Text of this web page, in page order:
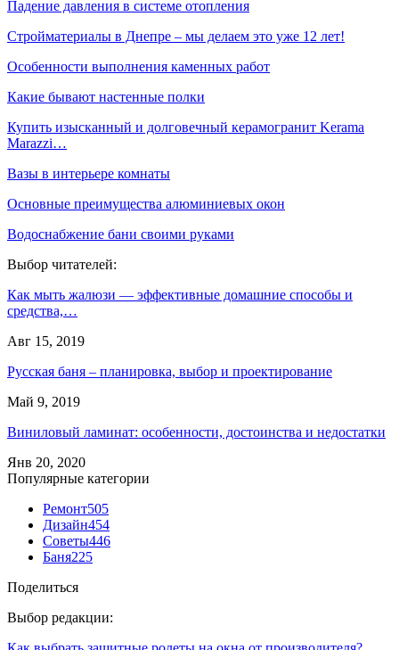
Падение давления в системе отопления
Стройматериалы в Днепре – мы делаем это уже 12 лет!
Особенности выполнения каменных работ
Какие бывают настенные полки
Купить изысканный и долговечный керамогранит Kerama
Marazzi…
Вазы в интерьере комнаты
Основные преимущества алюминиевых окон
Водоснабжение бани своими руками
Выбор читателей:
Как мыть жалюзи — эффективные домашние способы и
средства,…
Авг 15, 2019
Русская баня – планировка, выбор и проектирование
Май 9, 2019
Виниловый ламинат: особенности, достоинства и недостатки
Янв 20, 2020
Популярные категории
Ремонт505
Дизайн454
Советы446
Баня225
Поделиться
Выбор редакции: